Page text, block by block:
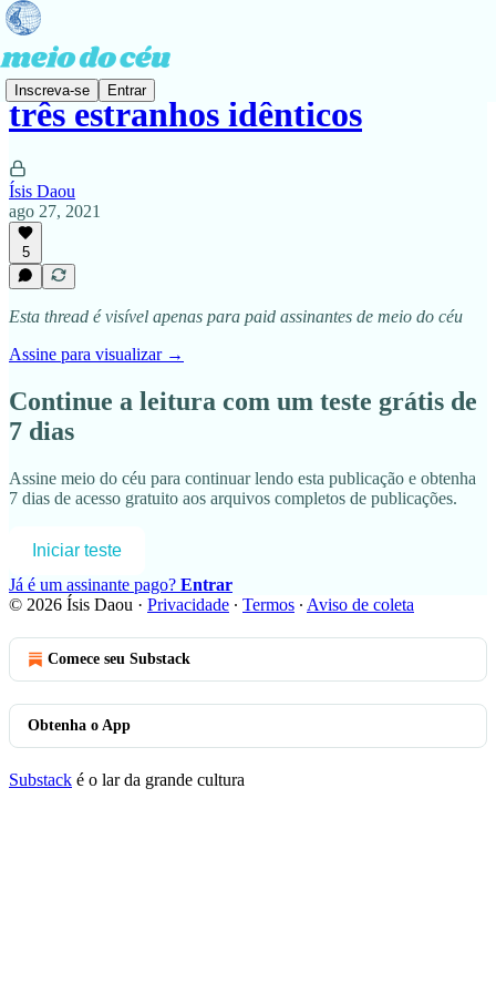
Inscreva-se Entrar
três estranhos idênticos
Ísis Daou
ago 27, 2021
5
Esta thread é visível apenas para paid assinantes de meio do céu
Assine para visualizar →
Continue a leitura com um teste grátis de
7 dias
Assine meio do céu para continuar lendo esta publicação e obtenha
7 dias de acesso gratuito aos arquivos completos de publicações.
Iniciar teste
Já é um assinante pago? Entrar
© 2026 Ísis Daou · Privacidade ∙ Termos ∙ Aviso de coleta
Comece seu Substack
Obtenha o App
Substack é o lar da grande cultura